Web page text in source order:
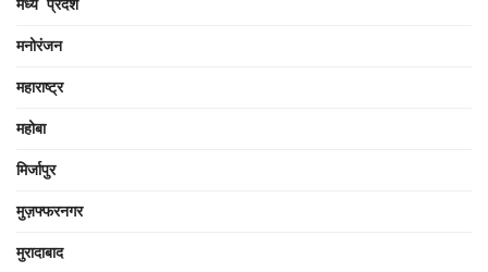
मध्य प्रदेश
मनोरंजन
महाराष्ट्र
महोबा
मिर्जापुर
मुज़फ्फरनगर
मुरादाबाद